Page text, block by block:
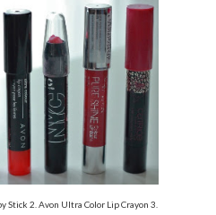
Stick 2. Avon Ultra Color Lip Crayon 3.